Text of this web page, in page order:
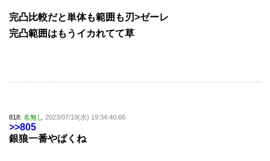
完凸比較だと単体も範囲も刃>ゼーレ
完凸範囲はもうイカれてて草
818: 名無し 2023/07/19(水) 19:34:40.66
>>805
銀狼一番やばくね